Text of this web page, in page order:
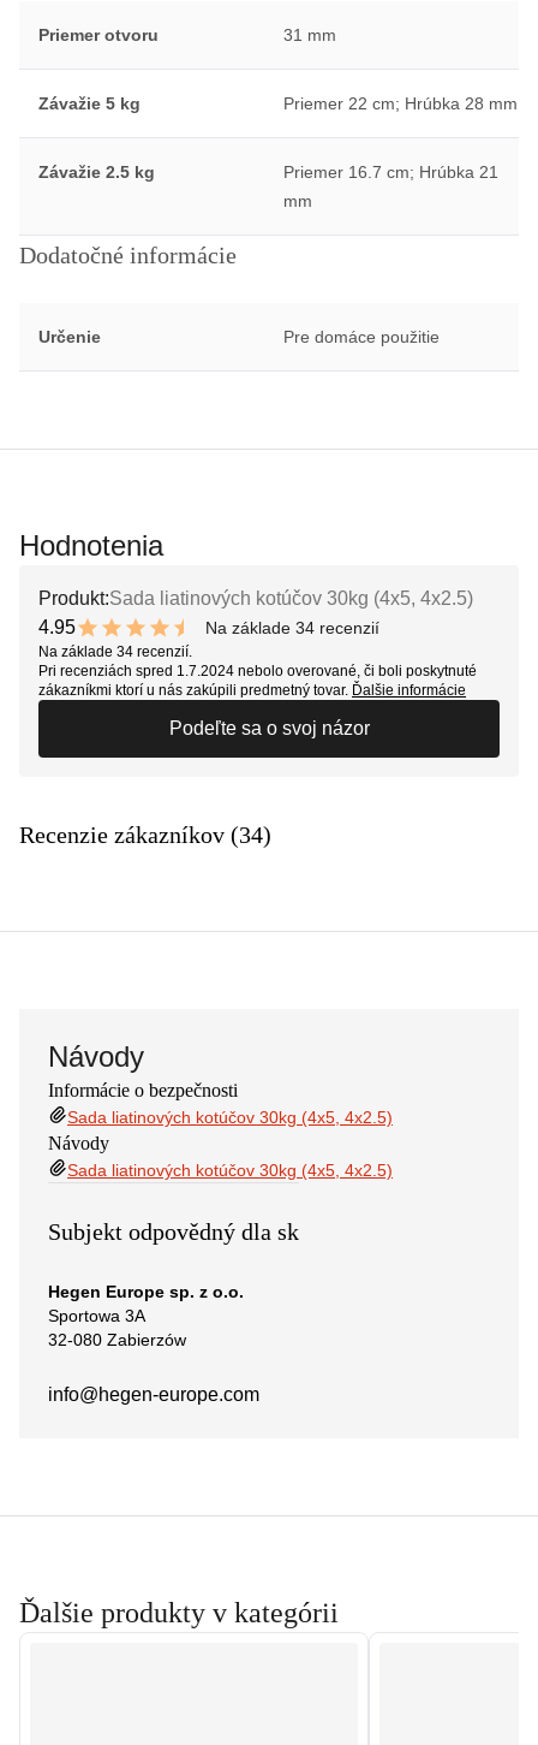
Priemer otvoru 31 mm
Závažie 5 kg Priemer 22 cm; Hrúbka 28 mm
Závažie 2.5 kg
Priemer 16.7 cm; Hrúbka 21
mm
Dodatočné informácie
Určenie Pre domáce použitie
Hodnotenia
Produkt:Sada liatinových kotúčov 30kg (4x5, 4x2.5)
4.95
9.9 out of 10 stars
Na základe 34 recenzií
Na základe 34 recenzií.
Pri recenziách spred 1.7.2024 nebolo overované, či boli poskytnuté
zákazníkmi ktorí u nás zakúpili predmetný tovar. Ďalšie informácie
Podeľte sa o svoj názor
Recenzie zákazníkov (34)
Návody
Informácie o bezpečnosti
Sada liatinových kotúčov 30kg (4x5, 4x2.5)
Návody
Sada liatinových kotúčov 30kg (4x5, 4x2.5)
Subjekt odpovědný dla sk
Hegen Europe sp. z o.o.
Sportowa 3A
32-080 Zabierzów
info@hegen-europe.com
Ďalšie produkty v kategórii